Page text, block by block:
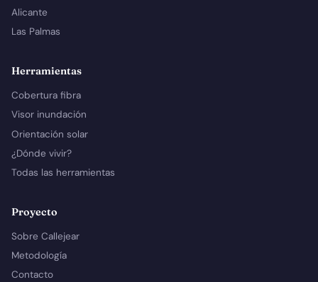
Alicante
Las Palmas
Herramientas
Cobertura fibra
Visor inundación
Orientación solar
¿Dónde vivir?
Todas las herramientas
Proyecto
Sobre Callejear
Metodología
Contacto